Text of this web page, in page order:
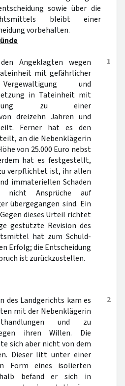
sowie über die
bleibt einer
vorbehalten.
1
Angeklagten wegen
mit gefährlicher
und
in Tateinheit mit
zu einer
dreizehn Jahren und
Ferner hat es den
an die Nebenklägerin
von 25.000 Euro nebst
hat es festgestellt,
verpflichtet ist, ihr allen
immateriellen Schaden
nicht Ansprüche auf
übergegangen sind. Ein
dieses Urteil richtet
gestützte Revision des
hat zum Schuld-
Erfolg; die Entscheidung
ist zurückzustellen.
2
des Landgerichts kam es
mit der Nebenklägerin
und zu
ihren Willen. Die
sich aber nicht von dem
Dieser litt unter einer
Form eines isolierten
befand er sich in